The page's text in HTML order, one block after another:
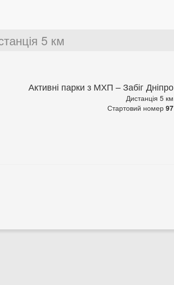
5 км
Активні парки з МХП – Забіг Дніпро
Дистанція 5 км
Стартовий номер 97